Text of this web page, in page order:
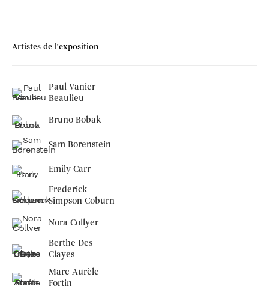
Artistes de l'exposition
Paul Vanier
Beaulieu
Bruno Bobak
Sam Borenstein
Emily Carr
Frederick
Simpson Coburn
Nora Collyer
Berthe Des
Clayes
Marc-Aurèle
Fortin